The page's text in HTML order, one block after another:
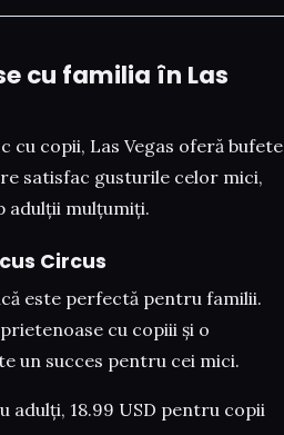
cu familia în Las
cu copii, Las Vegas oferă bufete
satisfac gusturile celor mici,
adulții mulțumiți.
Circus
este perfectă pentru familii.
cu copiii și o
un succes pentru cei mici.
adulți, 18.99 USD pentru copii